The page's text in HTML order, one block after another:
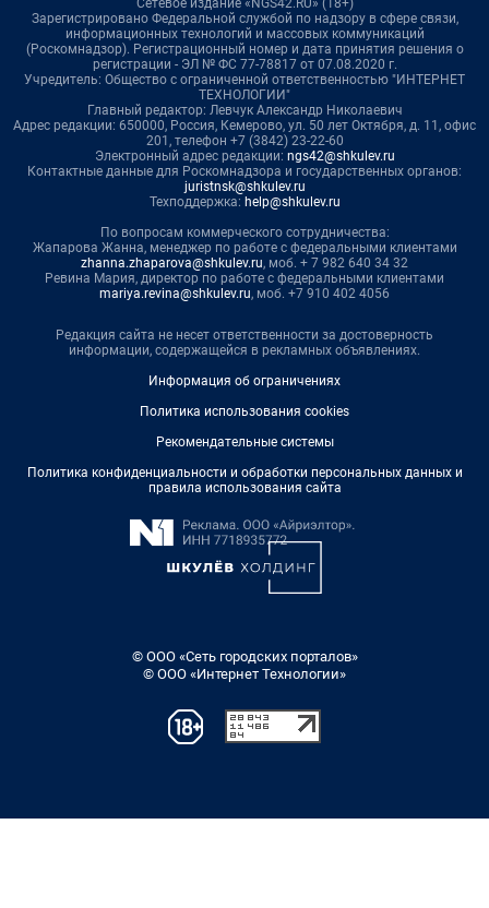
Зарегистрировано Федеральной службой по надзору в сфере связи,
информационных технологий и массовых коммуникаций
(Роскомнадзор). Регистрационный номер и дата принятия решения о
регистрации - ЭЛ № ФС 77-78817 от 07.08.2020 г.
Учредитель: Общество с ограниченной ответственностью "ИНТЕРНЕТ
ТЕХНОЛОГИИ"
Главный редактор: Левчук Александр Николаевич
Адрес редакции: 650000, Россия, Кемерово, ул. 50 лет Октября, д. 11, офис
201, телефон +7 (3842) 23-22-60
Электронный адрес редакции: ngs42@shkulev.ru
Контактные данные для Роскомнадзора и государственных органов:
juristnsk@shkulev.ru
Техподдержка: help@shkulev.ru
По вопросам коммерческого сотрудничества:
Жапарова Жанна, менеджер по работе с федеральными клиентами
zhanna.zhaparova@shkulev.ru, моб. + 7 982 640 34 32
Ревина Мария, директор по работе с федеральными клиентами
mariya.revina@shkulev.ru, моб. +7 910 402 4056
Редакция сайта не несет ответственности за достоверность
информации, содержащейся в рекламных объявлениях.
Информация об ограничениях
Политика использования cookies
Рекомендательные системы
Политика конфиденциальности и обработки персональных данных и
правила использования сайта
© ООО «Сеть городских порталов»
© ООО «Интернет Технологии»